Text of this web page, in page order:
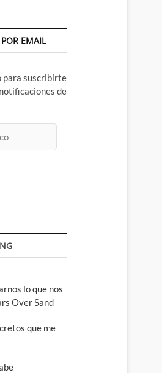
EMAIL
para suscribirte
de
lo que nos
Over Sand
que me